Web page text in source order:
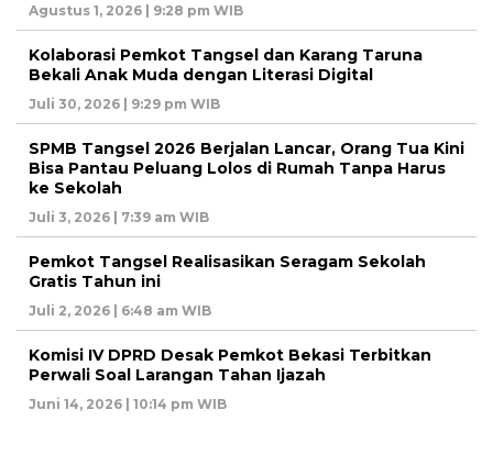
Agustus 1, 2026 | 9:28 pm WIB
Kolaborasi Pemkot Tangsel dan Karang Taruna
Bekali Anak Muda dengan Literasi Digital
Juli 30, 2026 | 9:29 pm WIB
SPMB Tangsel 2026 Berjalan Lancar, Orang Tua Kini
Bisa Pantau Peluang Lolos di Rumah Tanpa Harus
ke Sekolah
Juli 3, 2026 | 7:39 am WIB
Pemkot Tangsel Realisasikan Seragam Sekolah
Gratis Tahun ini
Juli 2, 2026 | 6:48 am WIB
Komisi IV DPRD Desak Pemkot Bekasi Terbitkan
Perwali Soal Larangan Tahan Ijazah
Juni 14, 2026 | 10:14 pm WIB